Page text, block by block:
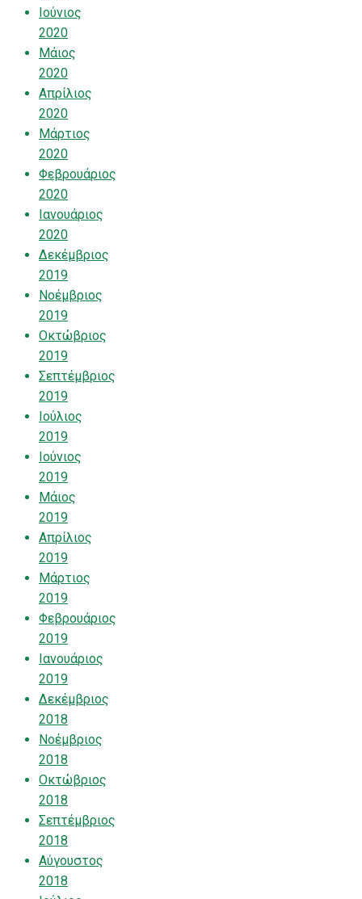
Ιούνιος
2020
Μάιος
2020
Απρίλιος
2020
Μάρτιος
2020
Φεβρουάριος
2020
Ιανουάριος
2020
Δεκέμβριος
2019
Νοέμβριος
2019
Οκτώβριος
2019
Σεπτέμβριος
2019
Ιούλιος
2019
Ιούνιος
2019
Μάιος
2019
Απρίλιος
2019
Μάρτιος
2019
Φεβρουάριος
2019
Ιανουάριος
2019
Δεκέμβριος
2018
Νοέμβριος
2018
Οκτώβριος
2018
Σεπτέμβριος
2018
Αύγουστος
2018